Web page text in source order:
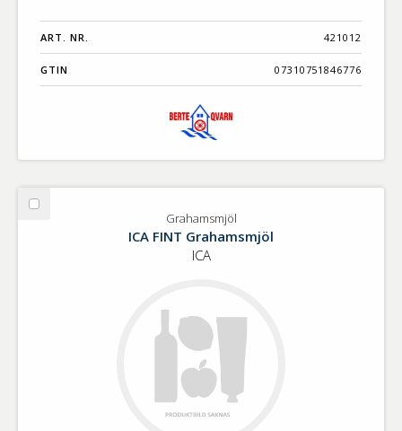
ART. NR. 421012
GTIN 07310751846776
Välj
Grahamsmjöl
ICA FINT Grahamsmjöl
ICA